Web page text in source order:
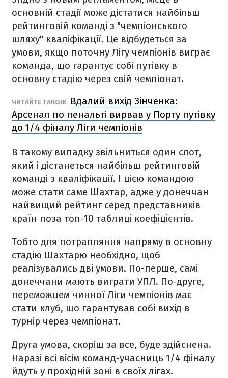
основній стадії може дістатися найбільш
рейтинговій команді з "чемпіонського
шляху" кваліфікації. Це відбудеться за
умови, якщо поточну Лігу чемпіонів виграє
команда, що гарантує собі путівку в
основну стадію через свій чемпіонат.
ЧИТАЙТЕ ТАКОЖ
Вдалий вихід Зінченка:
Арсенал по пенальті вирвав у Порту путівку
до 1/4 фіналу Ліги чемпіонів
В такому випадку звільниться один слот,
який і дістанеться найбільш рейтинговій
команді з кваліфікації. І цією командою
може стати саме Шахтар, адже у донеччан
найвищий рейтинг серед представників
країн поза топ-10 таблиці коефіцієнтів.
Тобто для потрапляння напряму в основну
стадію Шахтарю необхідно, щоб
реалізувались дві умови. По-перше, самі
донеччани мають виграти УПЛ. По-друге,
переможцем чинної Ліги чемпіонів має
стати клуб, що гарантував собі вихід в
турнір через чемпіонат.
Друга умова, скоріш за все, буде здійснена.
Наразі всі вісім команд-учасниць 1/4 фіналу
йдуть у прохідній зоні в своїх лігах.